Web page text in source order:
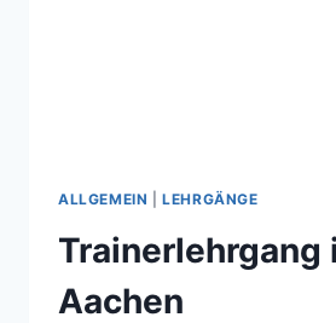
ALLGEMEIN |LEHRGÄNGE
Trainerlehrgang
Aachen